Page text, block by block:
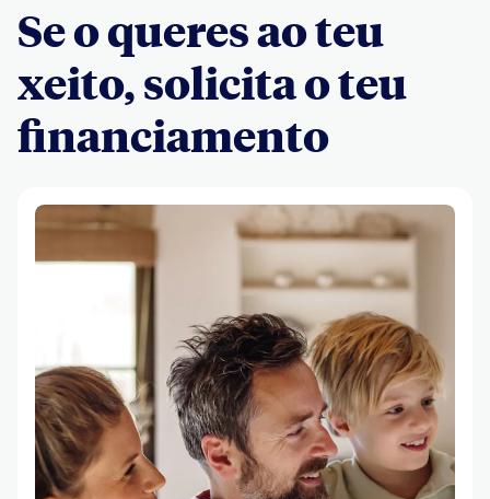
Se o queres ao teu
xeito, solicita o teu
financiamento